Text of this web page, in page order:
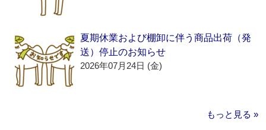
夏期休業および棚卸に伴う商品出荷（発
送）停止のお知らせ
2026年07月24日 (金)
もっと見る »